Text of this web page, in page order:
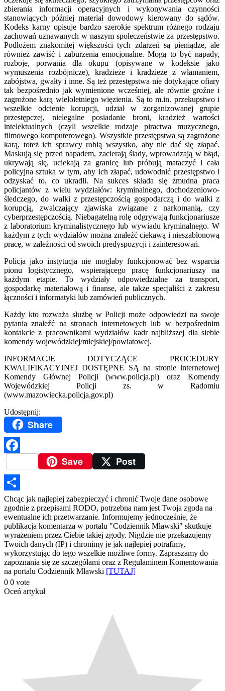
zbierania informacji operacyjnych i wykonywania czynności
stanowiących później materiał dowodowy kierowany do sądów.
Kodeks karny opisuje bardzo szerokie spektrum różnego rodzaju
zachowań uznawanych w naszym społeczeństwie za przestępstwo.
Podłożem znakomitej większości tych zdarzeń są pieniądze, ale
również zawiść i zaburzenia emocjonalne. Mogą to być napady,
rozboje, porwania dla okupu (opisywane w kodeksie jako
wymuszenia rozbójnicze), kradzieże i kradzieże z włamaniem,
zabójstwa, gwałty i inne. Są też przestępstwa nie dotykające ofiary
tak bezpośrednio jak wymienione wcześniej, ale równie groźne i
zagrożone karą wieloletniego więzienia. Są to m.in. przekupstwo i
wszelkie odcienie korupcji, udział w zorganizowanej grupie
przestępczej, nielegalne posiadanie broni, kradzież wartości
intelektualnych (czyli wszelkie rodzaje piractwa muzycznego,
filmowego komputerowego). Wszystkie przestępstwa są zagrożone
karą, toteż ich sprawcy robią wszystko, aby nie dać się złapać.
Maskują się przed napadem, zacierają ślady, wprowadzają w błąd,
ukrywają się, uciekają za granicę lub próbują mataczyć i cała
policyjna sztuka w tym, aby ich złapać, udowodnić przestępstwo i
odzyskać to, co ukradli. Na sukces składa się żmudna praca
policjantów z wielu wydziałów: kryminalnego, dochodzeniowo-
śledczego, do walki z przestępczością gospodarczą i do walki z
korupcją, zwalczający zjawiska związane z narkomanią, czy
cyberprzestępczością. Niebagatelną rolę odgrywają funkcjonariusze
z laboratorium kryminalistycznego lub wywiadu kryminalnego. W
każdym z tych wydziałów można znaleźć ciekawą i nieszablonową
pracę, w zależności od swoich predyspozycji i zainteresowań.
Policja jako instytucja nie mogłaby funkcjonować bez wsparcia
pionu logistycznego, wspierającego pracę funkcjonariuszy na
każdym etapie. To wydziały odpowiedzialne za transport,
gospodarkę materiałową i finanse, ale także specjaliści z zakresu
łączności i informatyki lub zamówień publicznych.
Każdy kto rozważa służbę w Policji może odpowiedzi na swoje
pytania znaleźć na stronach internetowych lub w bezpośrednim
kontakcie z pracownikami wydziałów kadr najbliższej dla siebie
komendy wojewódzkiej/miejskiej/powiatowej.
INFORMACJE DOTYCZĄCE PROCEDURY
KWALIFIKACYJNEJ DOSTĘPNE SĄ na stronie internetowej
Komendy Głównej Policji (www.policja.pl) oraz Komendy
Wojewódzkiej Policji zs. w Radomiu
(www.mazowiecka.policja.gov.pl)
Udostępnij:
Share
FacebookSave Post
Podziel
się
Chcąc jak najlepiej zabezpieczyć i chronić Twoje dane osobowe
zgodnie z przepisami RODO, potrzebna nam jest Twoja zgoda na
ewentualne ich przetwarzanie. Informujemy jednocześnie, że
publikacja komentarza w portalu "Codziennik Mławski" skutkuje
wyrażeniem przez Ciebie takiej zgody. Nigdzie nie przekazujemy
Twoich danych (IP) i chronimy je jak najlepiej potrafimy,
wykorzystując do tego wszelkie możliwe formy. Zapraszamy do
zapoznania się ze szczegółami oraz z Regulaminem Komentowania
na portalu Codziennik Mławski [TUTAJ]
0 0 vote
Oceń artykuł